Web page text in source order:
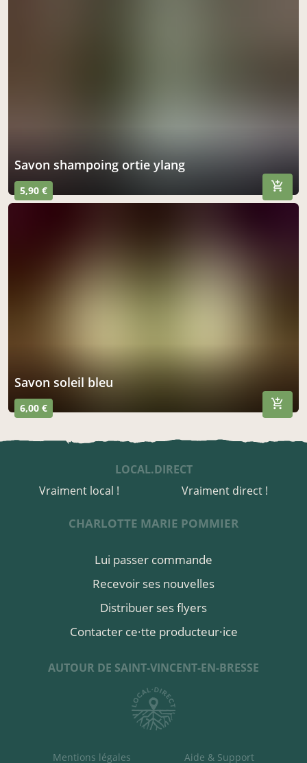
savon shampoing ortie ylang
5,90 €
savon soleil bleu
6,00 €
LOCAL.DIRECT
Vraiment local !
Vraiment direct !
CHARLOTTE MARIE POMMIER
Lui passer commande
Recevoir ses nouvelles
Distribuer ses flyers
Contacter ce·tte producteur·ice
AUTOUR DE SAINT-VINCENT-EN-BRESSE
Mentions légales Aide & Support